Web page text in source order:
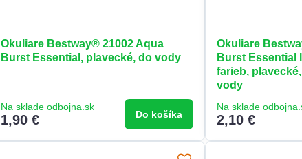
Okuliare Bestway® 21002 Aqua
Burst Essential, plavecké, do vody
Na sklade odbojna.sk
1,90 € Do košíka
Okuliare
Burst Essential
farieb,
vody
Na sklade
2,10 €